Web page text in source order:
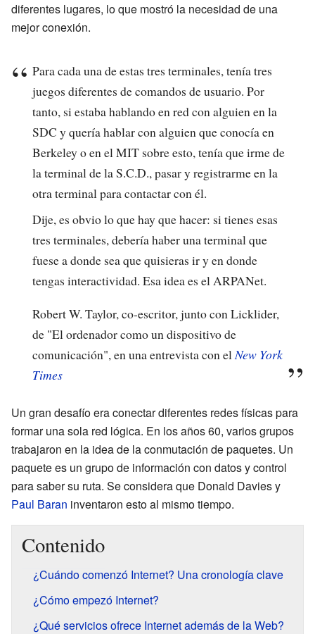
diferentes lugares, lo que mostró la necesidad de una
mejor conexión.
Para cada una de estas tres terminales, tenía tres
juegos diferentes de comandos de usuario. Por
tanto, si estaba hablando en red con alguien en la
SDC y quería hablar con alguien que conocía en
Berkeley o en el MIT sobre esto, tenía que irme de
la terminal de la S.C.D., pasar y registrarme en la
otra terminal para contactar con él.
Dije, es obvio lo que hay que hacer: si tienes esas
tres terminales, debería haber una terminal que
fuese a donde sea que quisieras ir y en donde
tengas interactividad. Esa idea es el ARPANet.
Robert W. Taylor, co-escritor, junto con Licklider,
de "El ordenador como un dispositivo de
comunicación", en una entrevista con elNew York
Times
Un gran desafío era conectar diferentes redes físicas para
formar una sola red lógica. En los años 60, varios grupos
trabajaron en la idea de la conmutación de paquetes. Un
paquete es un grupo de información con datos y control
para saber su ruta. Se considera que Donald Davies y
Paul Baran inventaron esto al mismo tiempo.
Contenido
¿Cuándo comenzó Internet? Una cronología clave
¿Cómo empezó Internet?
¿Qué servicios ofrece Internet además de la Web?